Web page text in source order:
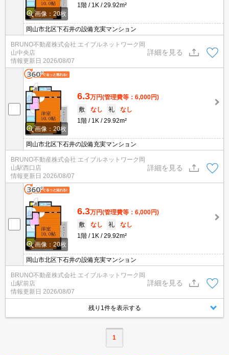
画像：20枚
1階 1K 29.92m²
岡山市北区下石井の設備充実マンション
BRUNO不動産株式会社 エイブルネットワーク岡
山中央店
情報更新日 2026/08/07
詳細を見る
画像：20枚
6.3万円(管理費等：6,000円)
敷
なし 礼
なし
1階
1K 29.92m²
岡山市北区下石井の設備充実マンション
BRUNO不動産株式会社 エイブルネットワーク岡
山駅西口店
情報更新日 2026/08/07
詳細を見る
画像：20枚
6.3万円(管理費等：6,000円)
敷
なし 礼
なし
1階
1K 29.92m²
岡山市北区下石井の設備充実マンション
BRUNO不動産株式会社 エイブルネットワーク岡
山駅前店
情報更新日 2026/08/07
詳細を見る
残り1件を表示する
1